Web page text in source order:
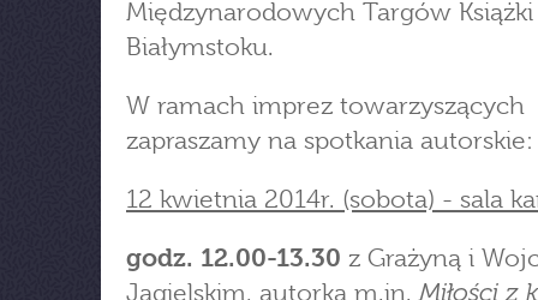
Międzynarodowych Targów
Białymstoku.
W ramach imprez towarzyszących
zapraszamy na spotkania autorskie:
12 kwietnia 2014r. (sobota) - sala
godz. 12.00-13.30 z Grażyną i
Jagielskim, autorką m.in.Miłości z